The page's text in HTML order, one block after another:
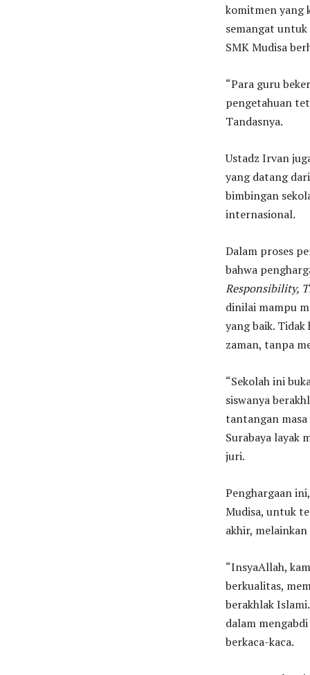
komitmen yang
semangat
SMK Mudisa
“Para guru
pengetahuan
Tandasnya.
Ustadz Irvan
yang datang
bimbingan
internasional.
Dalam proses
bahwa
Responsibility,
dinilai mampu
yang baik.
zaman, tanpa
“Sekolah ini
siswanya
tantangan
Surabaya layak
juri.
Penghargaan
Mudisa, untuk
akhir,
“InsyaAllah,
berkualitas,
berakhlak
dalam
berkaca-kaca.